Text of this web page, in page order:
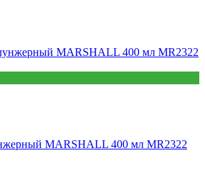
MARSHALL 400 мл MR2322